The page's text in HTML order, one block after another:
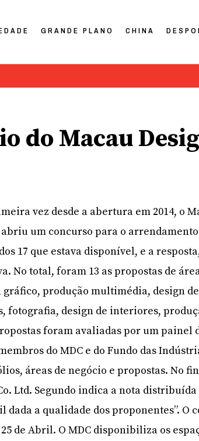
GRANDE PLANO CHINA
do Macau
vez desde a abertura em 2014, o
abriu um concurso para o
17 que estava disponível, e a
No total, foram 13 as propostas de
gráfico, produção multimédia, design
fotografia, design de interiores,
foram avaliadas por um painel
do MDC e do Fundo das
áreas de negócio e propostas. No
Ltd. Segundo indica a nota
a qualidade dos proponentes”. O
de Abril. O MDC disponibiliza os